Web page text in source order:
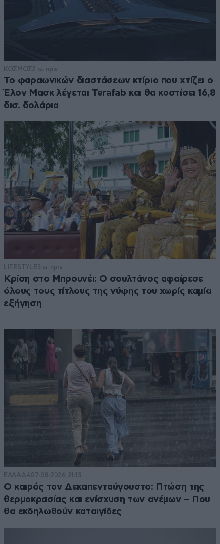
ΚΟΣΜΟΣ2 ω. πριν
Το φαραωνικών διαστάσεων κτίριο που χτίζει ο
Έλον Μασκ λέγεται Terafab και θα κοστίσει 16,8
δισ. δολάρια
LIFESTYLE3 ω. πριν
Κρίση στο Μπρουνέι: Ο σουλτάνος αφαίρεσε
όλους τους τίτλους της νύφης του χωρίς καμία
εξήγηση
ΕΛΛΑΔΑ07·08·2026 21:13
Ο καιρός τον Δεκαπενταύγουστο: Πτώση της
θερμοκρασίας και ενίσχυση των ανέμων – Που
θα εκδηλωθούν καταιγίδες